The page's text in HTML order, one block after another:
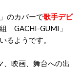
のカバーで歌手デビ
GACHI-GUMI」
るようです。
、映画、舞台への出